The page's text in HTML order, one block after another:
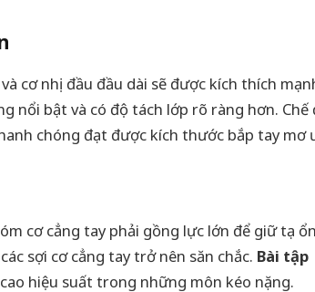
cơ nhị đầu đầu dài sẽ được kích thích
nổi bật và có độ tách lớp rõ ràng hơn. Chế
chóng đạt được kích thước bắp tay mơ
cơ cẳng tay phải gồng lực lớn để giữ tạ ổn
sợi cơ cẳng tay trở nên săn chắc. Bài tập
hiệu suất trong những môn kéo nặng.